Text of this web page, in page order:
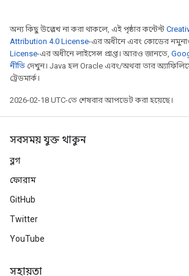
অন্য কিছু উল্লেখ না করা থাকলে, এই পৃষ্ঠার কন্টেন্ট
Attribution 4.0 License-এর অধীনে এবং কোডের
License-এর অধীনে লাইসেন্স প্রাপ্ত। আরও জানতে,
নীতি দেখুন। Java হল Oracle এবং/অথবা তার
ট্রেডমার্ক।
2026-02-18 UTC-তে শেষবার আপডেট করা হয়েছে।
সবসময় যুক্ত থাকুন
ব্লগ
ফোরাম
GitHub
Twitter
YouTube
সহায়তা